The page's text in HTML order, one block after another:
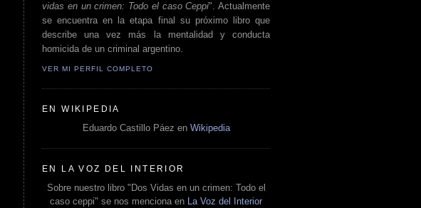
vidas en un crimen: Todo el caso Ceppi". Actualmente
se encuentra en la etapa final su próximo libro que
describe una vez más la mentalidad y conducta
homicida de un criminal argentino.
VER MI PERFIL COMPLETO
EN WIKIPEDIA
Eduardo Castillo Páez en Wikipedia
EN LA VOZ DEL INTERIOR
Sobre nuestro libro "Dos Vidas en un crimen: Todo el
caso ceppi" se nos menciona en
La Voz del Interior